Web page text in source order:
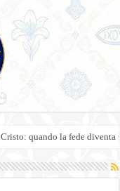
quando la fede